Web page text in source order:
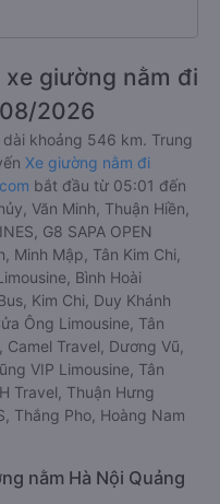
giường nằm đi
2026
khoảng 546 km. Trung
Xe giường nằm đi
bắt đầu từ 05:01 đến
Văn Minh, Thuận Hiền,
G8 SAPA OPEN
Minh Mập, Tân Kim Chi,
Bình Hoài
Kim Chi, Duy Khánh
Ông Limousine, Tân
Travel, Dương Vũ,
VIP Limousine, Tân
Travel, Thuận Hưng
Thắng Pho, Hoàng Nam
nằm Hà Nội Quảng